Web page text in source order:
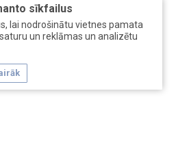
sīkfailus
lai nodrošinātu vietnes pamata
un reklāmas un analizētu